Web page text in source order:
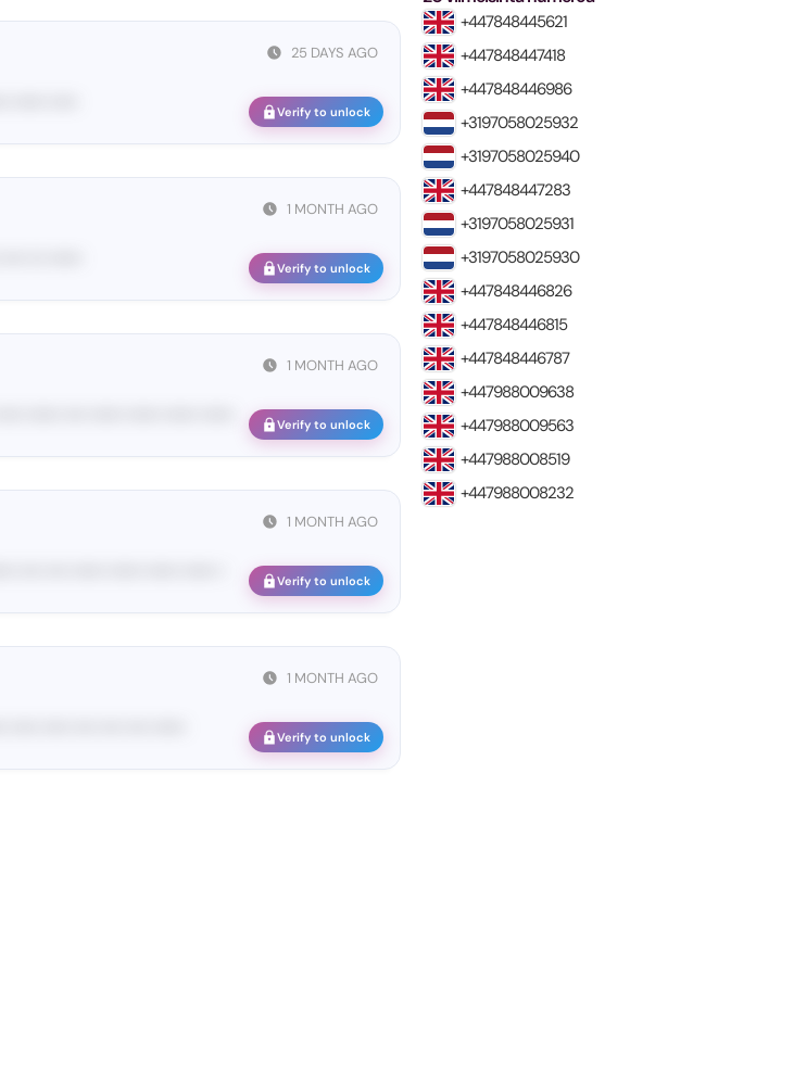
25 DAYS AGO
Verify to unlock
1 MONTH AGO
Verify to unlock
1 MONTH AGO
Verify to unlock
1 MONTH AGO
Verify to unlock
1 MONTH AGO
Verify to unlock
+447848445621
+447848447418
+447848446986
+3197058025932
+3197058025940
+447848447283
+3197058025931
+3197058025930
+447848446826
+447848446815
+447848446787
+447988009638
+447988009563
+447988008519
+447988008232